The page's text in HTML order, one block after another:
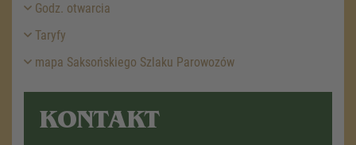
Godz. otwarcia
Taryfy
mapa Saksońskiego Szlaku Parowozów
KONTAKT